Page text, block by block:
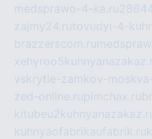
medsprawo-4-ka.ru
zajmy24.rutovudyi-4-
brazzerscom.ru
vskrytie-zamkov-
zed-online.rupimchax.ru
kuhnyaofabrikaufabrik.ru